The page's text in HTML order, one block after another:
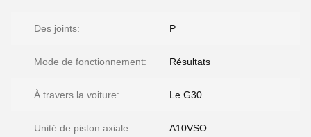
Des joints: P
Mode de fonctionnement: Résultats
À travers la voiture: Le G30
Unité de piston axiale: A10VSO